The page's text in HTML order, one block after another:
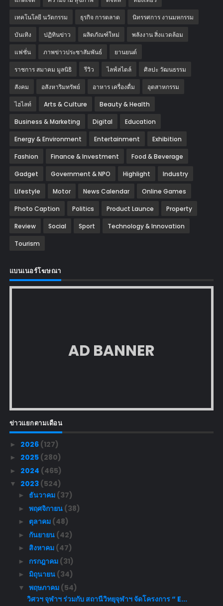
เทคโนโลยี นวัตกรรม ธุรกิจ การตลาด นิทรรศการ งานมหกรรม
บันเทิง ปฏิทินข่าว ผลิตภัณฑ์ใหม่ พลังงาน สิ่งแวดล้อม
แฟชั่น ภาพข่าวประชาสัมพันธ์ ‎ยานยนต์‎
ราชการ สมาคม มูลนิธิ รีวิว ไลฟ์สไตล์ ศิลปะ วัฒนธรรม
สังคม อสังหาริมทรัพย์ อาหาร เครื่องดื่ม อุตสาหกรรม
ไฮไลท์ Arts & Culture Beauty & Health
Business & Marketing Digital Education
Energy & Environment Entertainment Exhibition
Fashion Finance & Investment Food & Beverage
Gadget Government & NPO Highlight Industry
Lifestyle Motor News Calendar Online Games
Photo Caption Politics Product Launce Property
Review Social Sport Technology & Innovation
Tourism
แบนเนอร์โฆษณา
AD BANNER
ข่าวแยกตามเดือน
► 2026 (127)
► 2025 (280)
► 2024 (465)
▼ 2023 (524)
► ธันวาคม (37)
► พฤศจิกายน (38)
► ตุลาคม (48)
► กันยายน (42)
► สิงหาคม (47)
► กรกฎาคม (31)
► มิถุนายน (34)
▼ พฤษภาคม (54)
วิศวฯ จุฬาฯ ร่วมกับ สถานีวิทยุจุฬาฯ จัดโครงการ “ E...